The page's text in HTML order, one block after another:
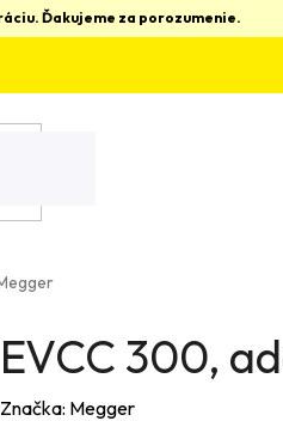
Ďakujeme za porozumenie.
EVCC 300,
Značka: Megger